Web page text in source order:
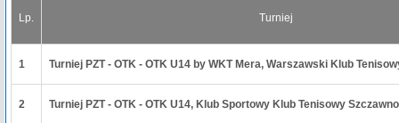
Lp. Turniej
1 Turniej PZT - OTK - OTK U14 by WKT Mera, Warszawski Klub
2 Turniej PZT - OTK - OTK U14, Klub Sportowy Klub Tenisowy